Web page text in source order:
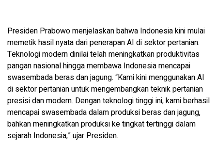
Presiden Prabowo menjelaskan bahwa Indonesia kini mulai
memetik hasil nyata dari penerapan AI di sektor pertanian.
Teknologi modern dinilai telah meningkatkan produktivitas
pangan nasional hingga membawa Indonesia mencapai
swasembada beras dan jagung. “Kami kini menggunakan AI
di sektor pertanian untuk mengembangkan teknik pertanian
presisi dan modern. Dengan teknologi tinggi ini, kami berhasil
mencapai swasembada dalam produksi beras dan jagung,
bahkan meningkatkan produksi ke tingkat tertinggi dalam
sejarah Indonesia,” ujar Presiden.